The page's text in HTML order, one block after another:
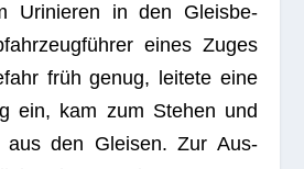
Uri­nie­ren in den Gleis­be­
eines Zuges
früh genug, lei­tete eine
ein, kam zum Ste­hen und
aus den Glei­sen. Zur Aus­